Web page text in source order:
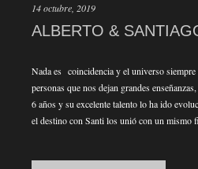
14 octubre, 2019
ALBERTO &
Nada es coincidencia y el universo siempre
personas que nos dejan grandes
6 años y su excelente talento lo ha ido
el destino con Santi los unió con un mismo fi